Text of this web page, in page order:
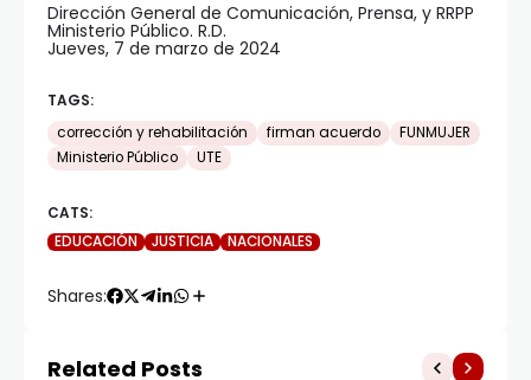
Dirección General de Comunicación, Prensa, y RRPP
Ministerio Público. R.D.
Jueves, 7 de marzo de 2024
TAGS:
corrección y rehabilitación
firman acuerdo
FUNMUJER
Ministerio Público
UTE
CATS:
EDUCACIÓN
JUSTICIA NACIONALES
Shares:
Related Posts